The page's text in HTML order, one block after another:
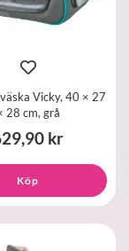
Vicky, 40 × 27
28 cm, grå
kr
Köp